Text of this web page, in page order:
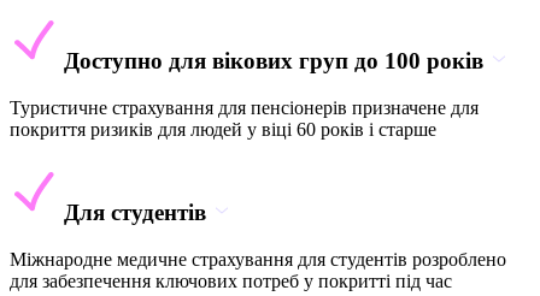
Доступно для вікових груп до 100 років
Туристичне страхування для пенсіонерів призначене для
покриття ризиків для людей у віці 60 років і старше
Для студентів
Міжнародне медичне страхування для студентів розроблено
для забезпечення ключових потреб у покритті під час